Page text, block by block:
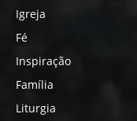
Igreja
Fé
Inspiração
Família
Liturgia